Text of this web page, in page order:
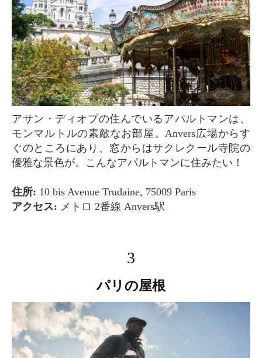
アサン・ディオプの住んでいるアパルトマンは、
モンマルトルの素敵なお部屋。Anvers広場からす
ぐのところにあり、窓からはサクレクール寺院の
優雅な景色が。こんなアパルトマンに住みたい！
住所: 10 bis Avenue Trudaine, 75009 Paris
アクセス: メトロ 2番線 Anvers駅
3
パリの屋根